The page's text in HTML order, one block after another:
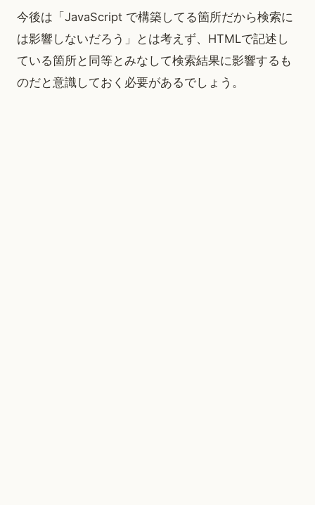
今後は「JavaScript で構築してる箇所だから検索に
は影響しないだろう」とは考えず、HTMLで記述し
ている箇所と同等とみなして検索結果に影響するも
のだと意識しておく必要があるでしょう。